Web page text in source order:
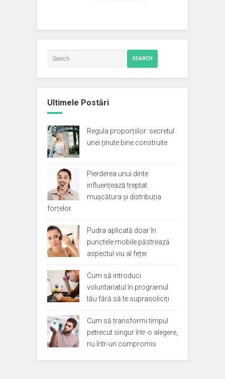
SEARCH
Ultimele Postări
Regula proporțiilor: secretul
unei ținute bine construite
Pierderea unui dinte
influențează treptat
mușcătura și distribuția
forțelor
Pudra aplicată doar în
punctele mobile păstrează
aspectul viu al feței
Cum să introduci
voluntariatul în programul
tău fără să te suprasoliciți
Cum să transformi timpul
petrecut singur într-o alegere,
nu într-un compromis